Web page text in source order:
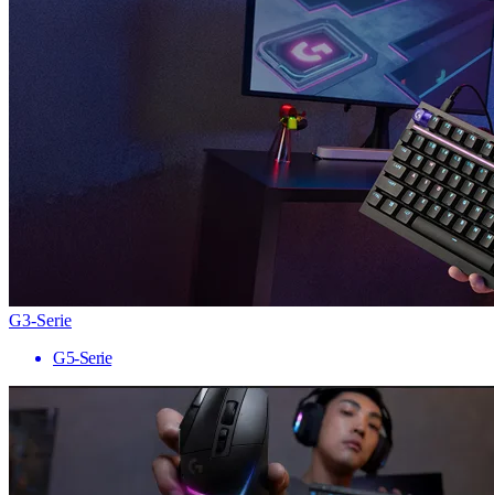
G3-Serie
G5-Serie